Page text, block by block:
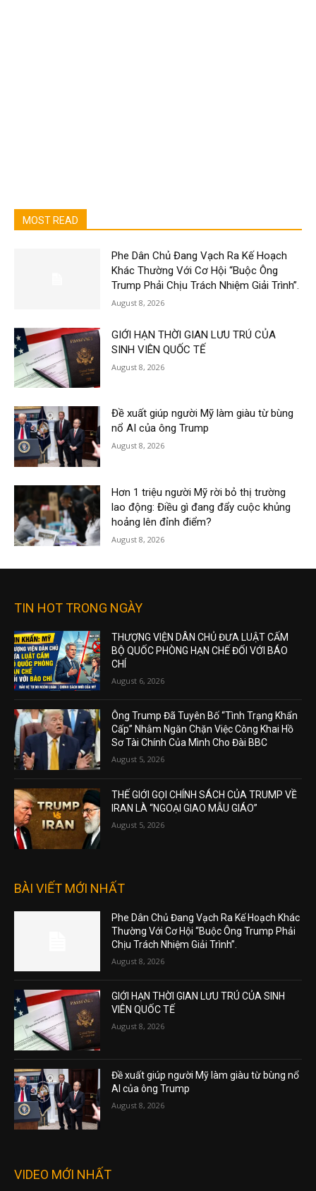
MOST READ
Phe Dân Chủ Đang Vạch Ra Kế Hoạch
Khác Thường Với Cơ Hội “Buộc Ông
Trump Phải Chịu Trách Nhiệm Giải Trình”.
August 8, 2026
GIỚI HẠN THỜI GIAN LƯU TRÚ CỦA
SINH VIÊN QUỐC TẾ
August 8, 2026
Đề xuất giúp người Mỹ làm giàu từ bùng
nổ AI của ông Trump
August 8, 2026
Hơn 1 triệu người Mỹ rời bỏ thị trường
lao động: Điều gì đang đẩy cuộc khủng
hoảng lên đỉnh điểm?
August 8, 2026
TIN HOT TRONG NGÀY
THƯỢNG VIỆN DÂN CHỦ ĐƯA LUẬT CẤM
BỘ QUỐC PHÒNG HẠN CHẾ ĐỐI VỚI BÁO
CHÍ
August 6, 2026
Ông Trump Đã Tuyên Bố “Tình Trạng Khẩn
Cấp” Nhằm Ngăn Chặn Việc Công Khai Hồ
Sơ Tài Chính Của Mình Cho Đài BBC
August 5, 2026
THẾ GIỚI GỌI CHÍNH SÁCH CỦA TRUMP VỀ
IRAN LÀ “NGOẠI GIAO MẪU GIÁO”
August 5, 2026
BÀI VIẾT MỚI NHẤT
Phe Dân Chủ Đang Vạch Ra Kế Hoạch Khác
Thường Với Cơ Hội “Buộc Ông Trump Phải
Chịu Trách Nhiệm Giải Trình”.
August 8, 2026
GIỚI HẠN THỜI GIAN LƯU TRÚ CỦA SINH
VIÊN QUỐC TẾ
August 8, 2026
Đề xuất giúp người Mỹ làm giàu từ bùng nổ
AI của ông Trump
August 8, 2026
VIDEO MỚI NHẤT